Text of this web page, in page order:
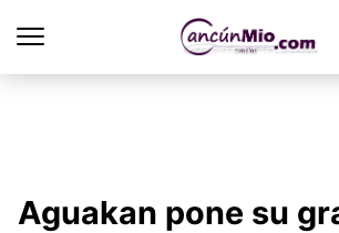
Aguakan pone su